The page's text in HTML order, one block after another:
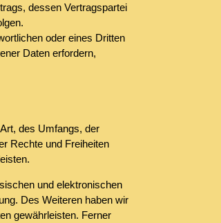
dessen Vertragspartei
oder eines Dritten
Daten erfordern,
des Umfangs, der
Rechte und Freiheiten
und elektronischen
Des Weiteren haben wir
gewährleisten. Ferner